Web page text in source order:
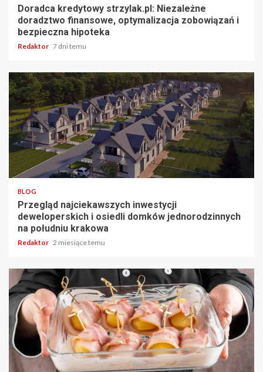
Doradca kredytowy strzylak.pl: Niezależne
doradztwo finansowe, optymalizacja zobowiązań i
bezpieczna hipoteka
Redaktor 7 dni temu
4 min odczytu
BLOG
Przegląd najciekawszych inwestycji
deweloperskich i osiedli domków jednorodzinnych
na południu krakowa
Redaktor 2 miesiące temu
4 min odczytu